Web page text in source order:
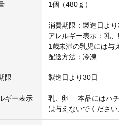
1個（480ｇ）
消費期限：製造日よ
アレルギー表示：乳
1歳未満の乳児には与
配送方法：冷凍
限 製造日より30日
ギー表示
乳、卵 本品にはハチ
は与えないでください